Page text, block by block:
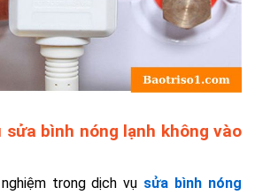
sửa bình nóng lạnh không vào
trong dịch vụ sửa bình nóng